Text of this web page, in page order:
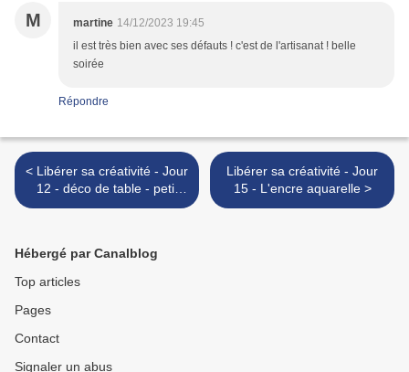
M martine 14/12/2023 19:45
il est très bien avec ses défauts ! c'est de l'artisanat ! belle
soirée
Répondre
< Libérer sa créativité - Jour
12 - déco de table - petit
renne en bois
Libérer sa créativité - Jour
15 - L'encre aquarelle >
Hébergé par Canalblog
Top articles
Pages
Contact
Signaler un abus